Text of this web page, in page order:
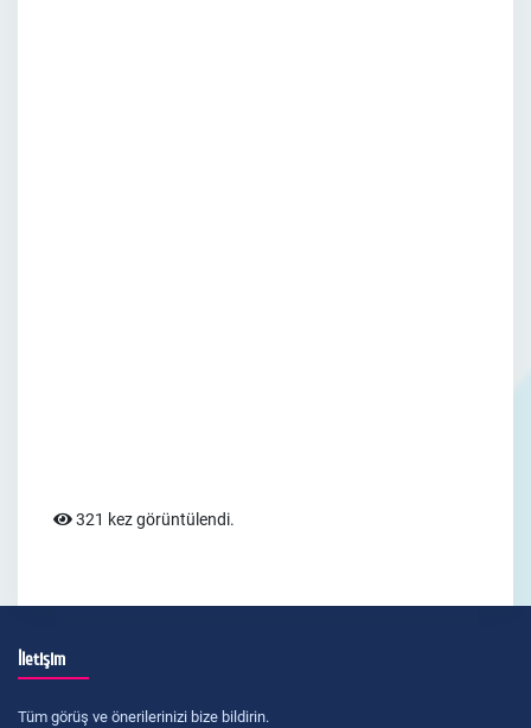
321 kez görüntülendi.
İletişim
Tüm görüş ve önerilerinizi bize bildirin.